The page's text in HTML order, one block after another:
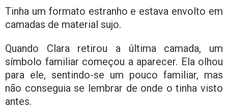
Tinha um formato estranho e estava envolto em
camadas de material sujo.
Quando Clara retirou a última camada, um
símbolo familiar começou a aparecer. Ela olhou
para ele, sentindo-se um pouco familiar, mas
não conseguia se lembrar de onde o tinha visto
antes.